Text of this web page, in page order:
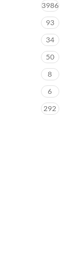
3986
93
34
50
8
6
292